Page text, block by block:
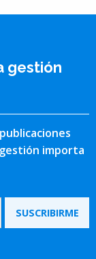
gestión
importa